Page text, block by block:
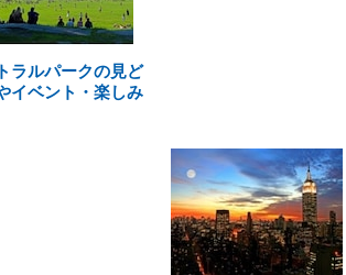
ラルパークの見ど
イベント・楽しみ